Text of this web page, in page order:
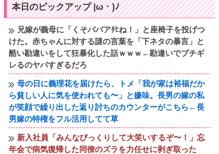
本日のピックアップ |ω・)ﾉ
兄嫁が義母に「くそババアﾀﾋね！」と座椅子を投げつ
けた。赤ちゃんに対する謎の言葉を「下ネタの暴言」と
酷い勘違いをして狂暴化した話ｗｗｗ←勘違いでブチギ
レるのヤバすぎるだろ
母の日に義理花を届けたら、トメ「我が家は裕福だか
ら貧しい人に気を使われても〜」と嫌味。長男の嫁の私
が笑顔で繰り出した返り討ちのカウンターがこちら←長
男嫁の特権をフル活用してて草
新入社員「みんなびっくりして大笑いするぞ〜！」忘
年会で病気復帰した同僚のズラを力任せに剥ぎ取った